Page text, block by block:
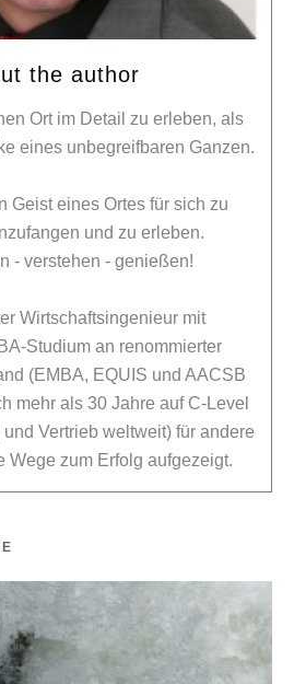
the author
Ort im Detail zu erleben, als
eines unbegreifbaren Ganzen.
Geist eines Ortes für sich zu
und zu erleben.
- verstehen - genießen!
Wirtschaftsingenieur mit
Studium an renommierter
(EMBA, EQUIS und AACSB
mehr als 30 Jahre auf C-Level
Vertrieb weltweit) für andere
Wege zum Erfolg aufgezeigt.